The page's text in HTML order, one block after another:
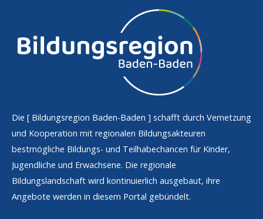
Die [ Bildungsregion Baden-Baden ] schafft durch Vernetzung
und Kooperation mit regionalen Bildungsakteuren
bestmögliche Bildungs- und Teilhabechancen für Kinder,
Jugendliche und Erwachsene. Die regionale
Bildungslandschaft wird kontinuierlich ausgebaut, ihre
Angebote werden in diesem Portal gebündelt.